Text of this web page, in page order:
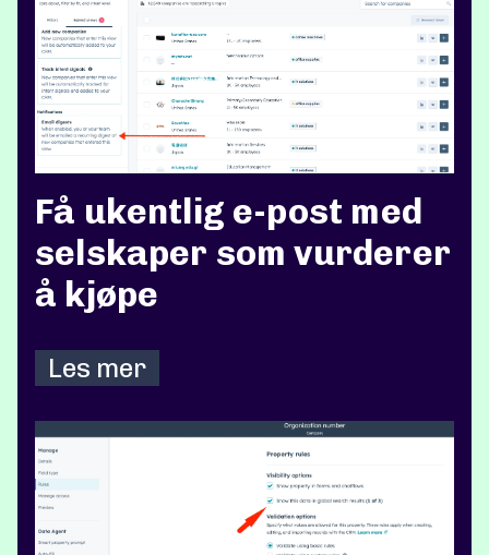
Få ukentlig e-post med
selskaper som vurderer
å kjøpe
Les mer